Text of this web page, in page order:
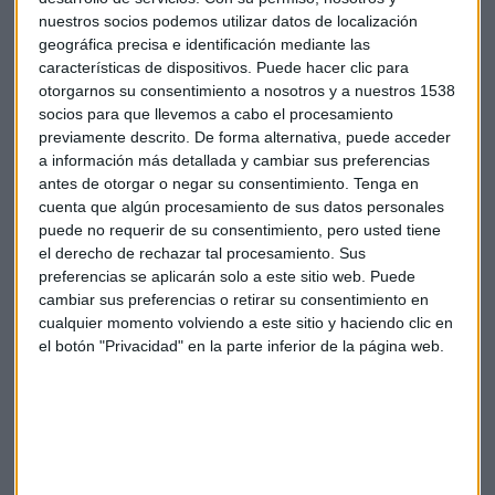
nuestros socios podemos utilizar datos de localización
geográfica precisa e identificación mediante las
características de dispositivos. Puede hacer clic para
otorgarnos su consentimiento a nosotros y a nuestros 1538
socios para que llevemos a cabo el procesamiento
previamente descrito. De forma alternativa, puede acceder
a información más detallada y cambiar sus preferencias
antes de otorgar o negar su consentimiento. Tenga en
cuenta que algún procesamiento de sus datos personales
puede no requerir de su consentimiento, pero usted tiene
el derecho de rechazar tal procesamiento. Sus
preferencias se aplicarán solo a este sitio web. Puede
cambiar sus preferencias o retirar su consentimiento en
cualquier momento volviendo a este sitio y haciendo clic en
el botón "Privacidad" en la parte inferior de la página web.
Según aclara, las entidades no definen los índices de
referencia. El IPRH es un índice oficial, elaborado por
Banco de Españay publicado mensualmente en el BOE.
La polémica por su uso como índice principal se
desencadenó entre 2013 y 2016, cuando se estabilizó en
valores próximos al 2%. Esto dejaba a los clientes con IRPH
en una situación de desigualdad respecto a los hipotecados
con Euríbor.
Algunos clientes no sabían que tenían este índice o cómo
funcionaba. Al bajar el Euríbor, pensaban que su hipoteca
también bajaría, pero no lo hizo.